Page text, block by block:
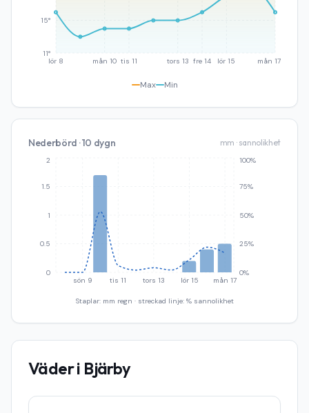
lör 8 mån 10 tis 11 tors 13 fre 14 lör 15 mån 17
11°
15°
Max Min
Nederbörd · 10 dygn mm · sannolikhet
sön 9 tis 11 tors 13 lör 15 mån 17
0
0.5
1
1.5
2
0%
25%
50%
75%
100%
Staplar: mm regn · streckad linje: % sannolikhet
Väder i Bjärby